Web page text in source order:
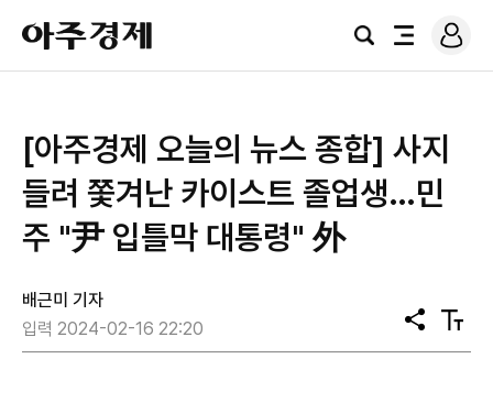
아
주
경
검
전
로
그
[아주경제 오늘의 뉴스 종합] 사지
들려 쫓겨난 카이스트 졸업생…민
주 "尹 입틀막 대통령" 外
배근미 기자
입력 2024-02-16 22:20
공
유
텍
스